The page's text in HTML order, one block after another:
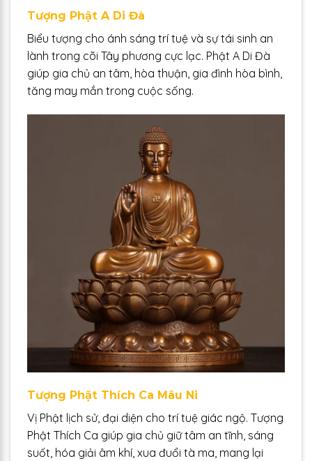
Tượng Phật A Di Đà
Biểu tượng cho ánh sáng trí tuệ và sự tái sinh an
lành trong cõi Tây phương cực lạc. Phật A Di Đà
giúp gia chủ an tâm, hòa thuận, gia đình hòa bình,
tăng may mắn trong cuộc sống.
Tượng Phật Thích Ca Mâu Ni
Vị Phật lịch sử, đại diện cho trí tuệ giác ngộ. Tượng
Phật Thích Ca giúp gia chủ giữ tâm an tĩnh, sáng
suốt, hóa giải âm khí, xua đuổi tà ma, mang lại